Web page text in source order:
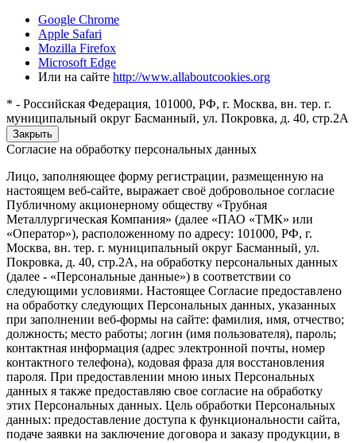
Google Chrome
Apple Safari
Mozilla Firefox
Microsoft Edge
Или на сайте http://www.allaboutcookies.org
* - Российская Федерация, 101000, РФ, г. Москва, вн. тер. г.
муниципальный округ Басманный, ул. Покровка, д. 40, стр.2А
Закрыть
Согласие на обработку персональных данных
Лицо, заполняющее форму регистрации, размещенную на
настоящем веб-сайте, выражает своё добровольное согласие
Публичному акционерному обществу «Трубная
Металлургическая Компания» (далее «ПАО «ТМК» или
«Оператор»), расположенному по адресу: 101000, РФ, г.
Москва, вн. тер. г. муниципальный округ Басманный, ул.
Покровка, д. 40, стр.2А, на обработку персональных данных
(далее - «Персональные данные») в соответствии со
следующими условиями. Настоящее Согласие предоставлено
на обработку следующих Персональных данных, указанных
при заполнении веб-формы на сайте: фамилия, имя, отчество;
должность; место работы; логин (имя пользователя), пароль;
контактная информация (адрес электронной почты, номер
контактного телефона), кодовая фраза для восстановления
пароля. При предоставлении мною иных Персональных
данных я также предоставляю свое согласие на обработку
этих Персональных данных. Цель обработки Персональных
данных: предоставление доступа к функциональности сайта,
подаче заявки на заключение договора и заказу продукции, в